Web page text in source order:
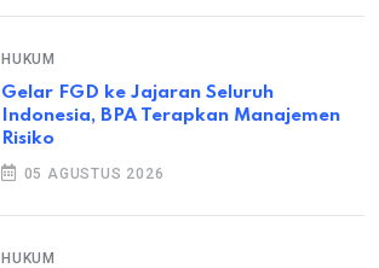
HUKUM
Gelar FGD ke Jajaran Seluruh
Indonesia, BPA Terapkan Manajemen
Risiko
05 AGUSTUS 2026
HUKUM